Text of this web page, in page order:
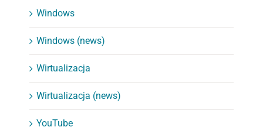
Windows
Windows (news)
Wirtualizacja
Wirtualizacja (news)
YouTube